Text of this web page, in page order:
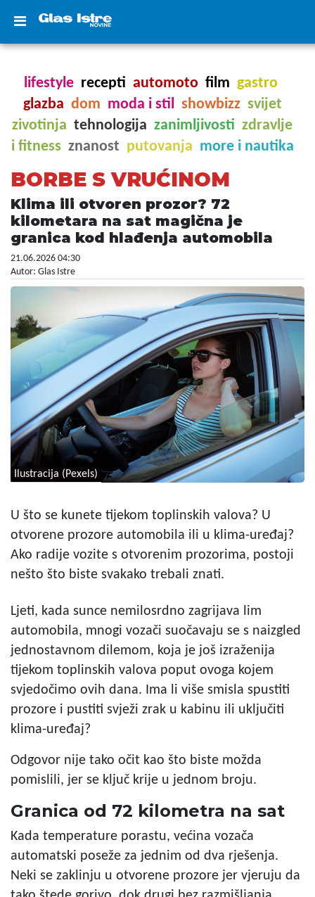
lifestyle recepti automoto film gastro
glazba dom moda i stil showbizz svijet
zivotinja tehnologija zanimljivosti zdravlje
i fitness znanost putovanja more i nautika
BORBE S VRUĆINOM
Klima ili otvoren prozor? 72
kilometara na sat magična je
granica kod hlađenja automobila
21.06.2026 04:30
Autor: Glas Istre
Ilustracija (Pexels)
U što se kunete tijekom toplinskih valova? U
otvorene prozore automobila ili u klima-uređaj?
Ako radije vozite s otvorenim prozorima, postoji
nešto što biste svakako trebali znati.
Ljeti, kada sunce nemilosrdno zagrijava lim
automobila, mnogi vozači suočavaju se s naizgled
jednostavnom dilemom, koja je još izraženija
tijekom toplinskih valova poput ovoga kojem
svjedočimo ovih dana. Ima li više smisla spustiti
prozore i pustiti svježi zrak u kabinu ili uključiti
klima-uređaj?
Odgovor nije tako očit kao što biste možda
pomislili, jer se ključ krije u jednom broju.
Granica od 72 kilometra na sat
Kada temperature porastu, većina vozača
automatski poseže za jednim od dva rješenja.
Neki se zaklinju u otvorene prozore jer vjeruju da